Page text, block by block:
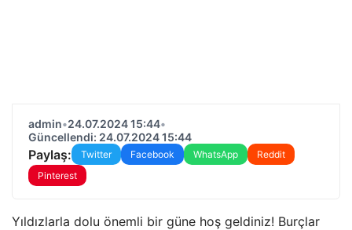
admin•24.07.2024 15:44•
Güncellendi: 24.07.2024 15:44
Paylaş: Twitter Facebook WhatsApp
Reddit
Pinterest
Yıldızlarla dolu önemli bir güne hoş geldiniz! Burçlar